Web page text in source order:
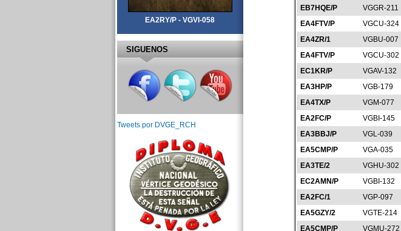
EB7HQE/P
VGGR-211
EA4FTV/P
VGCU-324
EA4ZR/1
VGBU-007
EA4FTV/P
VGCU-302
EC1KR/P
VGAV-132
EA3HP/P
VGB-179
EA4TX/P
VGM-077
EA2FC/P
VGBI-145
EA3BBJ/P
VGL-039
EA5CMP/P
VGA-035
EA3TE/2
VGHU-302
EC2AMN/P
VGBI-132
EA2FC/1
VGP-097
EA5GZY/2
VGTE-214
EA5CMP/P
VGMU-272
EA2RY/P - VGVI-058
SIGUENOS
Tweets por DVGE_RCH